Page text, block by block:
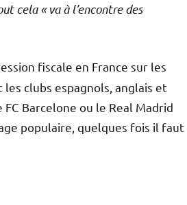
cela « va à l’encontre des
fiscale en France sur les
clubs espagnols, anglais et
Barcelone ou le Real Madrid
populaire, quelques fois il faut